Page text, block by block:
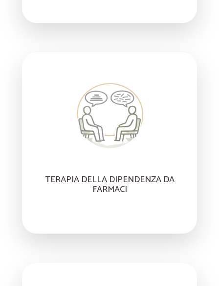
TERAPIA DELLA DIPENDENZA DA
FARMACI